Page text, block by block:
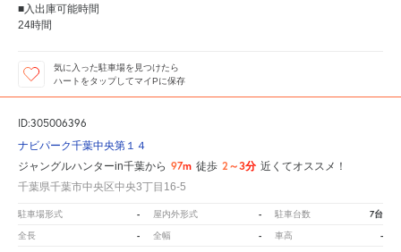
■入出庫可能時間
24時間
気に入った駐車場を見つけたら
ハートをタップしてマイPに保存
ID:305006396
ナビパーク千葉中央第１４
ジャングルハンターin千葉から 97m 徒歩 2～3分 近くてオススメ！
千葉県千葉市中央区中央3丁目16-5
駐車場形式 - 屋内外形式 - 駐車台数 7台
全長 - 全幅 - 車高 -